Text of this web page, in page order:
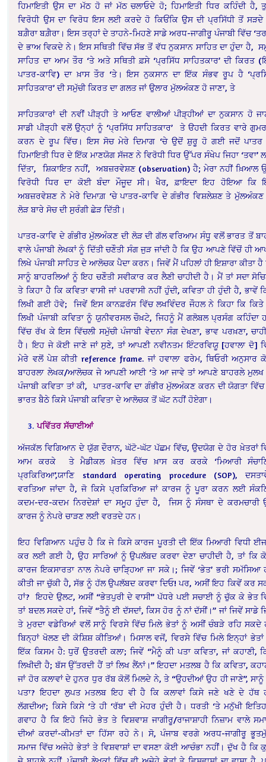
ਹਿਮਾਇਤੀ ਉਸ ਦਾ ਮੱਠ ਹੋ ਜਾਂ ਮੱਠ ਚਲਾਓਦੇ ਹੋ; ਹਿਮਾਇਤੀ ਧਿਰ ਕਹਿੰਦੀ ਹੈ,
ਵਿਰੋਧੀ ਉਸ ਦਾ ਵਿਰੋਧ ਇਸ ਲਈ ਕਰਦੇ ਹੋ ਕਿਓਂਕਿ ਉਸ ਦੀ ਪ੍ਰਸਿੱਧੀ ਤੋਂ ਸੜਦੇ
ਬਗ਼ੈਰਾ ਬਗ਼ੈਰਾ। ਇਸ ਤਰ੍ਹਾਂ ਦੇ ਤਾਹਨੇ-ਮਿਹਣੇ ਸਾਡੇ ਅਰਧ-ਜਾਗੀਰੂ ਪੰਜਾਬੀ ਵਿੱਚ
ਦੇ ਭਾਅ ਵਿਕਦੇ ਨੇ। ਇਸ ਸਥਿਤੀ ਵਿੱਚ ਸੱਭ ਤੋਂ ਵੱਧ ਨੁਕਸਾਨ ਸਾਹਿਤ ਦਾ ਹੁੰਦਾ ਹੈ,
ਸਾਹਿਤ ਦਾ ਆਮ ਤੌਰ ‘ਤੇ ਅਤੇ ਸਥਿਤੀ ਫ਼ਸੇ ‘ਪ੍ਰਸਿੱਧ ਸਾਹਿਤਕਾਰ’ ਦੀ ਕਿਰਤ
ਪਾਤਰ-ਕਾਵਿ) ਦਾ ਖ਼ਾਸ ਤੌਰ ‘ਤੇ। ਇਸ ਨੁਕਸਾਨ ਦਾ ਇੱਕ ਸੰਭਵ ਰੂਪ ਹੈ
ਸਾਹਿਤਕਾਰ’ ਦੀ ਸਮੁੱਚੀ ਕਿਰਤ ਦਾ ਗਲਤ ਜਾਂ ਉਲਾਰ ਮੁੱਲਅੰਕਣ ਹੋ ਜਾਣਾ, ਤੇ
ਸਾਹਿਤਕਾਰਾਂ ਦੀ ਨਵੀਂ ਪੀੜ੍ਹੀ ਤੇ ਆਓਣ ਵਾਲੀਆਂ ਪੀੜ੍ਹੀਆਂ ਦਾ ਨੁਕਸਾਨ ਹੋ
ਸਾਡੀ ਪੀੜ੍ਹੀ ਵਲੋਂ ਉਨ੍ਹਾਂ ਨੂੰ ‘ਪ੍ਰਸਿੱਧ ਸਾਹਿਤਕਾਰ’ ਤੇ ੳਹਦੀ ਕਿਰਤ ਵਾਰੇ
ਕਰਨ ਦੇ ਰੂਪ ਵਿੱਚ। ਇਸ ਸੋਚ ਮੇਰੇ ਦਿਮਾਗ ‘ਚੇ ਉਦੋਂ ਸ਼ੁਰੂ ਹੋ ਗਈ ਜਦੋਂ ਪਾਤਰ
ਹਿਮਾਇਤੀ ਧਿਰ ਦੇ ਇੱਕ ਮਾਣਯੋਗ ਸੱਜਣ ਨੇ ਵਿਰੋਧੀ ਧਿਰ ਉੱਪਰ ਸੰਖੇਪ ਜਿਹਾ ‘ਤਵਾ’
ਦਿੱਤਾ, ਸ਼ਿਕਾਇਤ ਨਹੀਂ, ਅਬਜ਼ਰਵੇਸ਼ਣ (observation) ਹੈ; ਮੇਰਾ ਨਹੀਂ ਖ਼ਿਆਲ
ਵਿਰੋਧੀ ਧਿਰ ਦਾ ਕੋਈ ਬੰਦਾ ਮੌਜੂਦ ਸੀ। ਖੈਰ, ਫ਼ਾਇਦਾ ਇਹ ਹੋਇਆ ਕਿ
ਅਬਜ਼ਰਵੇਸ਼ਣ ਨੇ ਮੇਰੇ ਦਿਮਾਗ਼ ‘ਚੇ ਪਾਤਰ-ਕਾਵਿ ਦੇ ਗੰਭੀਰ ਵਿਸ਼ਲੇਸ਼ਣ ਤੇ ਮੁੱਲਅੰਕਣ
ਲੋੜ ਬਾਰੇ ਸੋਚ ਦੀ ਸੁਰੰਗੀ ਛੇੜ ਦਿੱਤੀ।
ਪਾਤਰ-ਕਾਵਿ ਦੇ ਗੰਭੀਰ ਮੁੱਲਅੰਕਣ ਦੀ ਲੋੜ ਦੀ ਗੱਲ ਵਰਿਆਮ ਸੰਧੂ ਵਲੋਂ ਭਾਰਤ ਤੋਂ
ਵਾਲੇ ਪੰਜਾਬੀ ਲੇਖਕਾਂ ਨੂੰ ਦਿੱਤੀ ਚਣੌਤੀ ਸੰਗ ਜੁੜ ਜਾਂਦੀ ਹੈ ਕਿ ਉਹ ਆਪਣੇ ਵਿੱਚੋਂ ਹੀ
ਲਿਖੇ ਪੰਜਾਬੀ ਸਾਹਿਤ ਦੇ ਆਲੋਚਕ ਪੈਦਾ ਕਰਨ। ਜਿਵੇਂ ਮੈਂ ਪਹਿਲਾਂ ਹੀ ਇਸ਼ਾਰਾ ਕੀਤਾ ਹੈ
ਸਾਨੂੰ ਬਾਹਰਲਿਆਂ ਨੂੰ ਇਹ ਚਣੌਤੀ ਸਵੀਕਾਰ ਕਰ ਲੈਣੀ ਚਾਹੀਦੀ ਹੈ। ਮੈਂ ਤਾਂ ਸਦਾ
ਤੇ ਕਿਹਾ ਹੈ ਕਿ ਕਵਿਤਾ ਵਾਸੀ ਜਾਂ ਪਰਵਾਸੀ ਨਹੀਂ ਹੁੰਦੀ, ਕਵਿਤਾ ਹੀ ਹੁੰਦੀ ਹੈ, ਭਾਵੇਂ
ਲਿਖੀ ਗਈ ਹੋਵੇ; ਜਿਵੇਂ ਇਸ ਕਾਨਫ਼ਰੰਸ ਵਿੱਚ ਲਖਵਿੰਦਰ ਜੌਹਲ ਨੇ ਕਿਹਾ ਕਿ ਕਿਤੇ
ਲਿਖੀ ਪੰਜਾਬੀ ਕਵਿਤਾ ਨੂੰ ਯੁਨੀਵਰਸਲ ਚੌਖ਼ਟੇ, ਜਿਹਨੂੰ ਮੈਂ ਗਲੋਬਲ ਪ੍ਰਸੰਗ ਕਹਿੰਦਾ
ਵਿੱਚ ਰੱਖ ਕੇ ਇਸ ਵਿੱਚਲੀ ਸਮੁੱਚੀ ਪੰਜਾਬੀ ਵੇਦਨਾ ਸੰਗ ਦੇਖਣਾ, ਭਾਵ ਪਰਖ਼ਣਾ,
ਹੈ। ਇਹ ਜੇ ਕੋਈ ਜਾਣੇ ਜਾਂ ਸੁਣੇ, ਤਾਂ ਆਪਣੀ ਨਵੀਨਤਮ ਇੰਟਰਵਿਯੂ [ਹਵਾਲਾ ਦੋ]
ਮੇਰੇ ਵਲੋਂ ਪੇਸ਼ ਕੀਤੀ reference frame. ਜਾਂ ਹਵਾਲਾ ਫਰੇਮ, ਥਿਓਰੀ ਅਨੁਸਾਰ
ਬਾਹਰਲਾ ਲੇਖਕ/ਆਲੋਚਕ ਜੇ ਆਪਣੀ ਆਈ ‘ਤੇ ਆ ਜਾਵੇ ਤਾਂ ਆਪਣੇ ਬਾਹਰਲੇ ਮੁਲਖ
ਪੰਜਾਬੀ ਕਵਿਤਾ ਤਾਂ ਕੀ, ਪਾਤਰ-ਕਾਵਿ ਦਾ ਗੰਭੀਰ ਮੁੱਲਅੰਕਣ ਕਰਨ ਦੀ ਯੋਗਤਾ ਵਿੱਚ
ਭਾਰਤ ਬੈਠੇ ਕਿਸੇ ਪੰਜਾਬੀ ਕਵਿਤਾ ਦੇ ਆਲੋਚਕ ਤੋਂ ਘੱਟ ਨਹੀਂ ਹੋਏਗਾ।
ਪਵਿੱਤਰ ਸੱਚਾਈਆਂ
ਅੱਜਕੱਲ ਵਿਗਿਆਨ ਦੇ ਯੁੱਗ ਦੌਰਾਨ, ਘੱਟੋ-ਘੱਟ ਪੱਛਮ ਵਿੱਚ, ਉਦਯੋਗ ਦੇ ਹੋਰ ਖ਼ੇਤਰਾਂ
ਆਮ ਕਰਕੇ ਤੇ ਮੈਡੀਕਲ ਖ਼ੇਤਰ ਵਿੱਚ ਖ਼ਾਸ ਕਰ ਕਰਕੇ ‘ਮਿਆਰੀ
ਪ੍ਰਕਿਰਿਆ’,ਯਾਣਿ standard operating procedure (SOP),
ਵਰਤਿਆ ਜਾਂਦਾ ਹੈ, ਜੋ ਕਿਸੇ ਪ੍ਰਕਿਰਿਆ ਜਾਂ ਕਾਰਜ ਨੂੰ ਪੂਰਾ ਕਰਨ ਲਈ
ਕਦਮ-ਦਰ-ਕਦਮ ਨਿਰਦੇਸ਼ਾਂ ਦਾ ਸਮੂਹ ਹੁੰਦਾ ਹੈ, ਜਿਸ ਨੂੰ ਸੰਸਥਾ ਦੇ ਕਰਮਚਾਰੀ
ਕਾਰਜ ਨੂੰ ਨੇਪਰੇ ਚਾੜਣ ਲਈ ਵਰਤਦੇ ਹਨ।
ਇਹ ਵਿਗਿਆਨ ਪਹੁੰਚ ਹੈ ਕਿ ਜੇ ਕਿਸੇ ਕਾਰਜ ਪੂਰਤੀ ਦੀ ਇੱਕ ਮਿਆਰੀ ਵਿਧੀ
ਕਰ ਲਈ ਗਈ ਹੈ, ਉਹ ਸਾਰਿਆਂ ਨੂੰ ਉਪਲੱਬਦ ਕਰਵਾ ਦੇਣਾ ਚਾਹੀਦੀ ਹੈ, ਤਾਂ ਕਿ
ਕਾਰਜ ਇਕਸਾਰਤਾ ਨਾਲ ਨੇਪਰੇ ਚਾੜ੍ਹਿਆ ਜਾ ਸਕੇ।; ਜਿਵੇਂ ‘ਭੇਤ’ ਭਰੀ ਸਮੱਸਿਆ
ਕੀਤੀ ਜਾ ਚੁੱਕੀ ਹੈ, ਸੱਭ ਨੂੰ ਹੱਲ ਉਪਲੱਬਦ ਕਰਵਾ ਦਿਓ! ਪਰ, ਅਸੀਂ ਇਹ ਕਿਵੇਂ ਕਰ
ਹਾਂ? ਇਹਦੇ ਉਲਟ, ਅਸੀਂ “ਭੇਤਪੁਰੀ ਦੇ ਵਾਸੀ” ਪੱਧਰੇ ਪਈ ਸਚਾਈ ਨੂੰ ਚੁੱਕ ਕੇ ਭੇਤ
ਤਾਂ ਬਦਲ ਸਕਦੇ ਹਾਂ, ਜਿਵੇਂ “ਤੈਨੂੰ ਈ ਦੱਸਦਾਂ, ਕਿਸ ਹੋਰ ਨੂੰ ਨਾਂ ਦੱਸੀਂ।” ਜਾਂ ਜਿਵੇਂ ਸਾਡੇ
ਤੇ ਮੁਰਦਾ ਵਡੇਰਿਆਂ ਵਲੋਂ ਸਾਨੂੰ ਵਿਰਸੇ ਵਿੱਚ ਮਿਲੇ ਭੇਤਾਂ ਨੂੰ ਅਸੀਂ ਚੰਬੜੇ ਰਹਿ ਸਕਦੇ
ਬਿਨ੍ਹਾਂ ਖੋਲਣ ਦੀ ਕੋਸ਼ਿਸ਼ ਕੀਤਿਆਂ। ਮਿਸਾਲ ਵਜੋਂ, ਵਿਰਸੇ ਵਿੱਚ ਮਿਲੇ ਇਨ੍ਹਾਂ ਭੇਤਾਂ
ਇੱਕ ਕਿਸਮ ਹੈ: ਧੁਰੋਂ ਉਤਰਦੀ ਕਲਾ; ਜਿਵੇਂ “ਮੈਨੂੰ ਕੀ ਪਤਾ ਕਵਿਤਾ, ਜਾਂ ਕਹਾਣੀ,
ਲਿਖੀਦੀ ਹੈ; ਬੱਸ ਉੱਤਰਦੀ ਹੈਂ ਤਾਂ ਲਿਖ ਲੈਂਨਾਂ।” ਇਹਦਾ ਮਤਲਬ ਹੈ ਕਿ ਕਵਿਤਾ,
ਜਾਂ ਹੋਰ ਕਲਾਵਾਂ ਦੇ ਹੁਨਰ ਧੁਰ ਰੱਬ ਕੋਲੋਂ ਮਿਲਦੇ ਨੇ, ਤੇ “ਉਹਦੀਆਂ ਉਹ ਹੀ ਜਾਣੇ”, ਸਾਨੂੰ
ਪਤਾ? ਇਹਦਾ ਲੁਪਤ ਮਤਲਬ ਇਹ ਵੀ ਹੈ ਕਿ ਕਲਾਵਾਂ ਕਿਸੇ ਜਣੇ ਖਣੇ ਦੇ ਹੱਥ
ਲੱਗਦੀਆ; ਕਿਸੇ ਕਿਸੇ ‘ਤੇ ਹੀ ‘ਰੱਬ’ ਦੀ ਮੇਹਰ ਹੁੰਦੀ ਹੈ। ਧਰਤੀ ‘ਤੇ ਮਨੁੱਖੀ
ਗਵਾਹ ਹੈ ਕਿ ਇਹੋ ਜਿਹੇ ਭੇਤ ਤੇ ਵਿਸ਼ਵਾਸ਼ ਜਾਗੀਰੂ/ਰਾਜਾਸ਼ਾਹੀ ਨਿਜ਼ਾਮ ਵਾਲੇ
ਦੀਆਂ ਕਰਦਾਂ-ਕੀਮਤਾਂ ਦਾ ਹਿੱਸਾ ਰਹੇ ਨੇ। ਸੋ, ਪੰਜਾਬ ਵਰਗੇ ਅਰਧ-ਜਾਗੀਰੂ
ਸਮਾਜ ਵਿੱਚ ਅਜੇਹੇ ਭੇਤਾਂ ਤੇ ਵਿਸ਼ਵਾਸ਼ਾਂ ਦਾ ਵਸਣਾ ਕੋਈ ਆਚੰਭਾ ਨਹੀਂ। ਦੁੱਖ ਹੈ ਕਿ